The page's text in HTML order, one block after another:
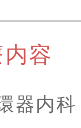
容
器内科